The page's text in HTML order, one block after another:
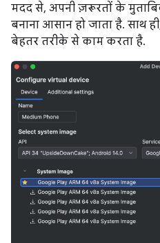
मदद से, अपनी ज़रूरतों के
बनाना आसान हो जाता है. साथ
बेहतर तरीके से काम करता है.